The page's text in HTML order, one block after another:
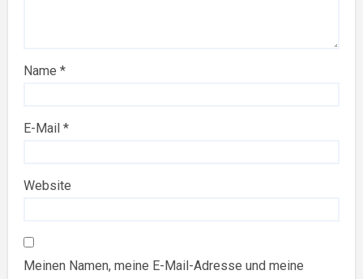
Name*
E-Mail*
Website
Meinen Namen, meine E-Mail-Adresse und meine